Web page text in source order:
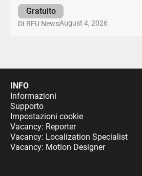
Gratuito
Di RFU NewsAugust 4, 2026
INFO
Informazioni
Supporto
Impostazioni cookie
Vacancy: Reporter
Vacancy: Localization Specialist
Vacancy: Motion Designer